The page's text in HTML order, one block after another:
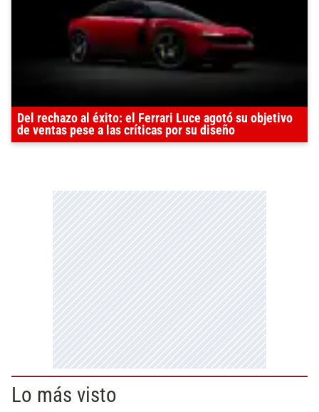
Del rechazo al éxito: el Ferrari Luce agotó su objetivo
de ventas pese a las críticas por su diseño
Lo más visto